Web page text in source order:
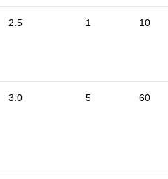
2.5 1 10
3.0 5 60